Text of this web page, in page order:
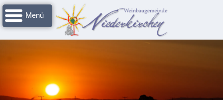
Navigation
überspringen
Startseite
Grussworte
Niederkirchen